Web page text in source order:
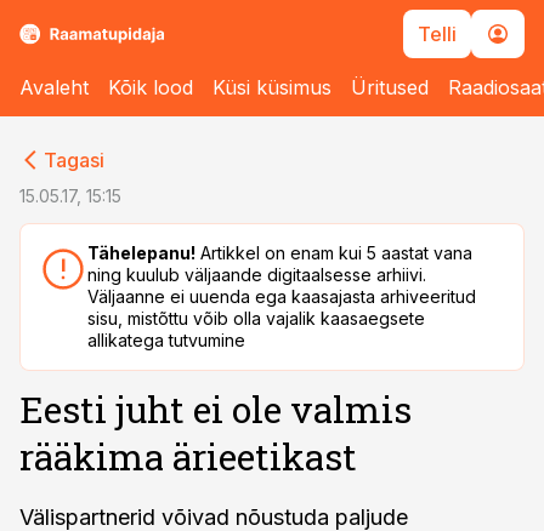
Telli
Avaleht Kõik lood Küsi küsimus Üritused
Tagasi
15.05.17, 15:15
Tähelepanu! Artikkel on enam kui 5 aastat vana
ning kuulub väljaande digitaalsesse arhiivi.
Väljaanne ei uuenda ega kaasajasta arhiveeritud
sisu, mistõttu võib olla vajalik kaasaegsete
allikatega tutvumine
Eesti juht ei ole valmis
rääkima ärieetikast
Välispartnerid võivad nõustuda paljude